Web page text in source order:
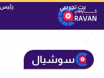
رئيس
سوشيال